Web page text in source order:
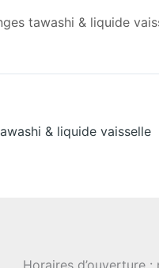
tawashi & liquide
& liquide vaisselle
Horaires d’ouverture